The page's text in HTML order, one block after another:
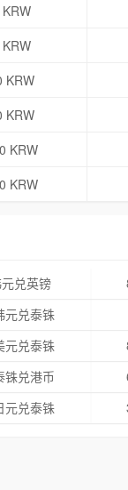
KRW
KRW
KRW
KRW
兑英镑
元兑泰铢
元兑泰铢
铢兑港币
元兑泰铢